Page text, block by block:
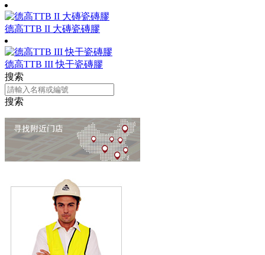
德高TTB II 大磚瓷磚膠
德高TTB III 快干瓷磚膠
搜索
搜索